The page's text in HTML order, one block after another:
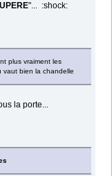
"... :shock:
plus vraiment les
vaut bien la chandelle
la porte...